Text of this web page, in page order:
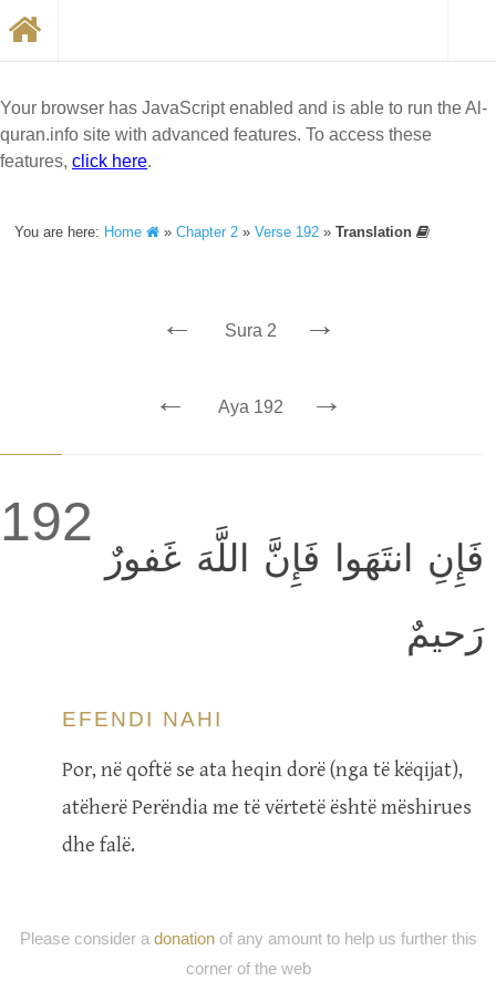
Your browser has JavaScript enabled and is able to run the Al-
quran.info site with advanced features. To access these
features, click here.
You are here: Home »Chapter 2 »Verse 192 »Translation
← Sura 2 →
← Aya 192 →
192
فَإِنِ انتَهَوا فَإِنَّ اللَّهَ غَفورٌ
رَحيمٌ
EFENDI NAHI
Por, në qoftë se ata heqin dorë (nga të këqijat),
atëherë Perëndia me të vërtetë është mëshirues
dhe falë.
Please consider a donationof any amount to help us further this
corner of the web